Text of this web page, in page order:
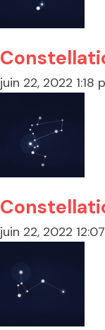
juin 22, 2022 1:18
juin 22, 2022